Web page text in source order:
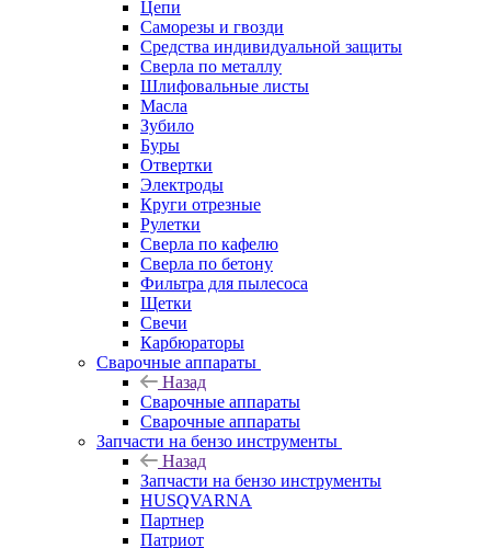
Цепи
Саморезы и гвозди
Средства индивидуальной защиты
Сверла по металлу
Шлифовальные листы
Масла
Зубило
Буры
Отвертки
Электроды
Круги отрезные
Рулетки
Сверла по кафелю
Сверла по бетону
Фильтра для пылесоса
Щетки
Свечи
Карбюраторы
Сварочные аппараты
Назад
Сварочные аппараты
Сварочные аппараты
Запчасти на бензо инструменты
Назад
Запчасти на бензо инструменты
HUSQVARNA
Партнер
Патриот